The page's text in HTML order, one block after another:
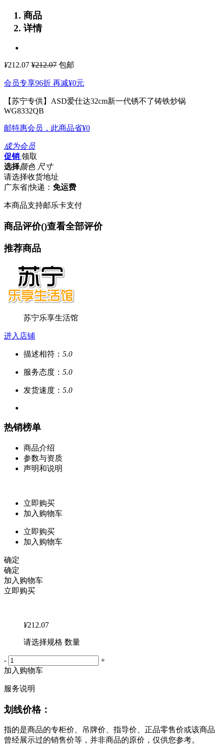
商品
详情
¥212.07 ¥212.07 包邮
会员专享96折 再减¥0元
【苏宁专供】ASD爱仕达32cm新一代锈不了铸铁炒锅
WG8332QB
邮特惠会员，此商品省¥0
成为会员
促销 领取
选择颜色 尺寸
请选择收货地址
广东省|快递： 免运费
本商品支持邮乐卡支付
商品评价()查看全部评价
推荐商品
苏宁乐享生活馆
进入店铺
描述相符： 5.0
服务态度： 5.0
发货速度： 5.0
热销榜单
商品介绍
参数与资质
声明和说明
立即购买
加入购物车
立即购买
加入购物车
确定
确定
加入购物车
立即购买
¥212.07
请选择规格 数量
-
+
加入购物车
服务说明
划线价格：
指的是商品的专柜价、吊牌价、指导价、正品零售价或该商品
曾经展示过的销售价等，并非商品的原价，仅供您参考。